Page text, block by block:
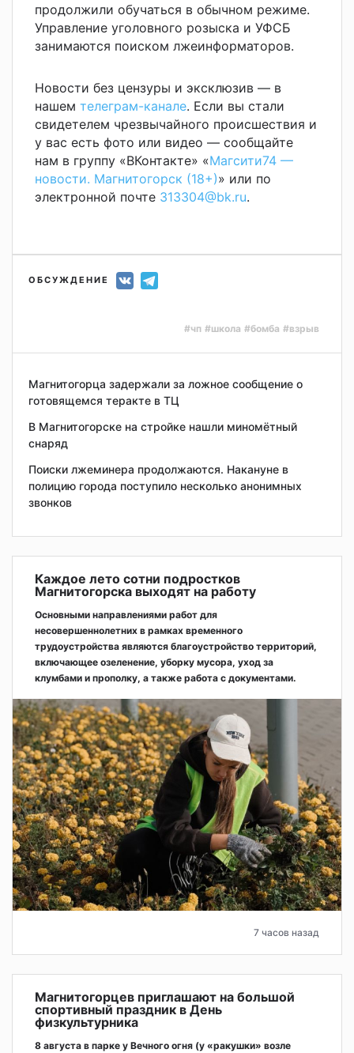
продолжили обучаться в обычном режиме.
Управление уголовного розыска и УФСБ
занимаются поиском лжеинформаторов.
Новости без цензуры и эксклюзив — в
нашем телеграм-канале. Если вы стали
свидетелем чрезвычайного происшествия и
у вас есть фото или видео — сообщайте
нам в группу «ВКонтакте» «Магсити74 —
новости. Магнитогорск (18+)» или по
электронной почте 313304@bk.ru.
ОБСУЖДЕНИЕ
#чп #школа #бомба #взрыв
Магнитогорца задержали за ложное сообщение о
готовящемся теракте в ТЦ
В Магнитогорске на стройке нашли миномётный
снаряд
Поиски лжеминера продолжаются. Накануне в
полицию города поступило несколько анонимных
звонков
Каждое лето сотни подростков
Магнитогорска выходят на работу
Основными направлениями работ для
несовершеннолетних в рамках временного
трудоустройства являются благоустройство территорий,
включающее озеленение, уборку мусора, уход за
клумбами и прополку, а также работа с документами.
7 часов назад
Магнитогорцев приглашают на большой
спортивный праздник в День
физкультурника
8 августа в парке у Вечного огня (у «ракушки» возле